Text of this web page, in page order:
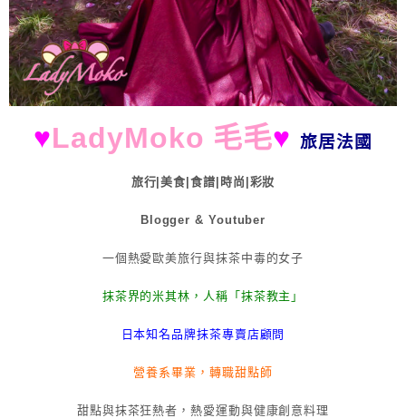
♥LadyMoko 毛毛♥ 旅居法國
旅行|美食|食譜|時尚|彩妝
Blogger & Youtuber
一個熱愛歐美旅行與抹茶中毒的女子
抹茶界的米其林，人稱「抹茶教主」
日本知名品牌抹茶專賣店顧問
營養系畢業，轉職甜點師
甜點與抹茶狂熱者，熱愛運動與健康創意料理